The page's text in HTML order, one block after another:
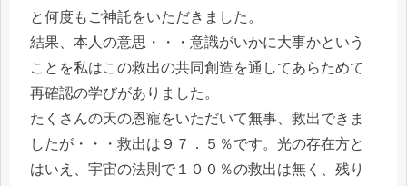
と何度もご神託をいただきました。
結果、本人の意思・・・意識がいかに大事かという
ことを私はこの救出の共同創造を通してあらためて
再確認の学びがありました。
たくさんの天の恩寵をいただいて無事、救出できま
したが・・・救出は９７．５％です。光の存在方と
はいえ、宇宙の法則で１００％の救出は無く、残り